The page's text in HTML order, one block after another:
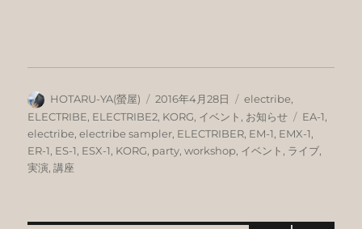
投
稿
者
HOTARU-YA(螢屋)
投
稿
日:
2016年4月28日
カ
テ
ゴ
リ
electribe,
ELECTRIBE, ELECTRIBE2, KORG, イベント , お知らせ
タ
グ
EA-1,
electribe,electribe sampler, ELECTRIBER, EM-1, EMX-1,
ER-1, ES-1, ESX-1, KORG, party,workshop, イベント , ライブ,
実演,講座